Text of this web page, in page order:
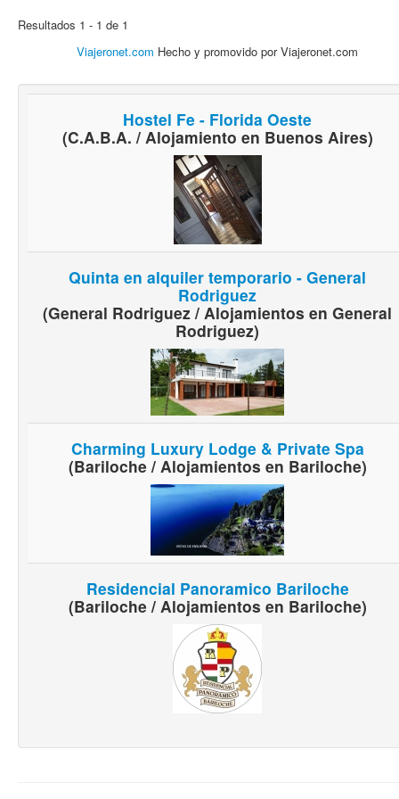
Resultados 1 - 1 de 1
Viajeronet.com Hecho y promovido por Viajeronet.com
Hostel Fe - Florida Oeste
(C.A.B.A. / Alojamiento en Buenos Aires)
Quinta en alquiler temporario - General
Rodriguez
(General Rodriguez / Alojamientos en General
Rodriguez)
Charming Luxury Lodge & Private Spa
(Bariloche / Alojamientos en Bariloche)
Residencial Panoramico Bariloche
(Bariloche / Alojamientos en Bariloche)